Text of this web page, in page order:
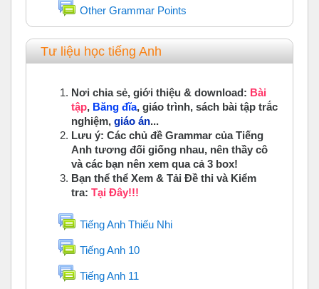
Other Grammar Points
Diễn đàn
Tư liệu học tiếng Anh
Nơi chia sẻ, giới thiệu & download: Bài
tập, Băng đĩa, giáo trình, sách bài tập trắc
nghiệm, giáo án...
Lưu ý: Các chủ đề Grammar của Tiếng
Anh tương đối giống nhau, nên thầy cô
và các bạn nên xem qua cả 3 box!
Bạn thể thể Xem & Tải Đề thi và Kiểm
tra: Tại Đây!!!
Tiếng Anh Thiếu Nhi
Diễn đàn
Tiếng Anh 10
Diễn đàn
Tiếng Anh 11
Diễn đàn